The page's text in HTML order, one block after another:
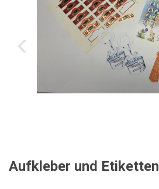
‹
Aufkleber und Etiketten